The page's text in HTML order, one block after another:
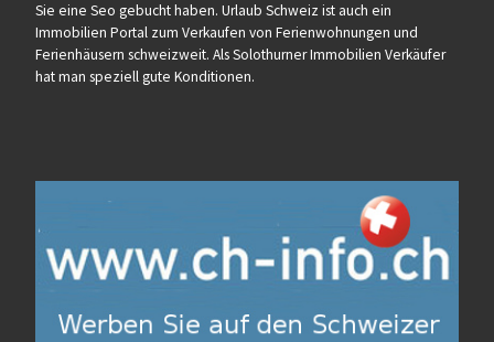
Sie eine Seo gebucht haben. Urlaub Schweiz ist auch ein
Immobilien Portal zum Verkaufen von Ferienwohnungen und
Ferienhäusern schweizweit. Als Solothurner Immobilien Verkäufer
hat man speziell gute Konditionen.